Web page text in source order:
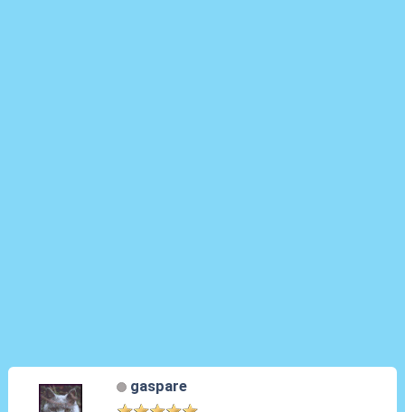
gaspare